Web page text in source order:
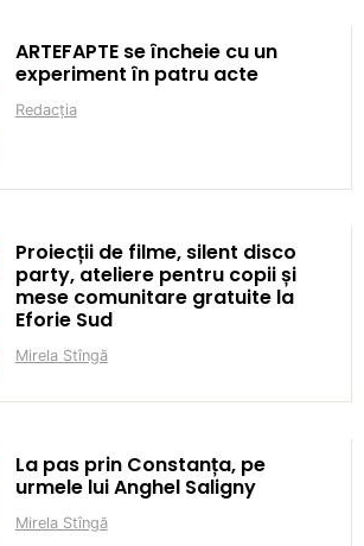
ARTEFAPTE se încheie cu un
experiment în patru acte
Redacția
Proiecții de filme, silent disco
party, ateliere pentru copii și
mese comunitare gratuite la
Eforie Sud
Mirela Stîngă
La pas prin Constanța, pe
urmele lui Anghel Saligny
Mirela Stîngă